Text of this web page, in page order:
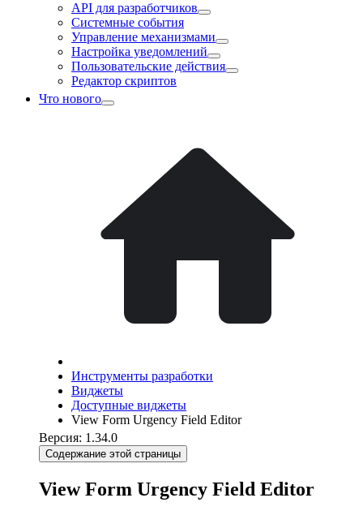
API для разработчиков
Системные события
Управление механизмами
Настройка уведомлений
Пользовательские действия
Редактор скриптов
Что нового
Инструменты разработки
Виджеты
Доступные виджеты
View Form Urgency Field Editor
Версия: 1.34.0
Содержание этой страницы
View Form Urgency Field Editor